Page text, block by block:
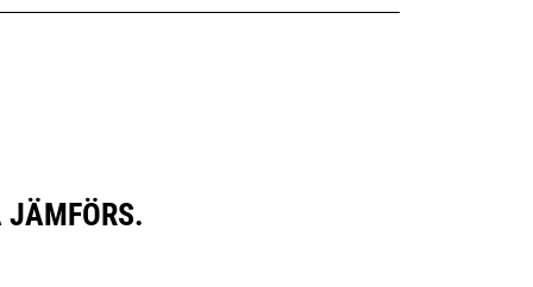
JÄMFÖRS.